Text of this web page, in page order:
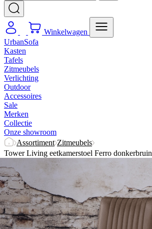
Winkelwagen
UrbanSofa
Kasten
Tafels
Zitmeubels
Verlichting
Outdoor
Accessoires
Sale
Merken
Collectie
Onze showroom
Assortiment Zitmeubels
Tower Living eetkamerstoel Ferro donkerbruin